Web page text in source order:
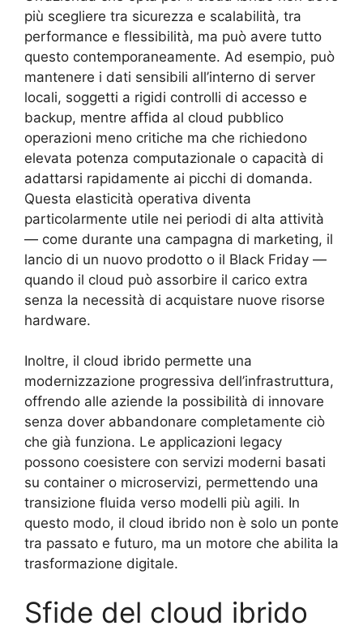
più scegliere tra sicurezza e scalabilità, tra
performance e flessibilità, ma può avere tutto
questo contemporaneamente. Ad esempio, può
mantenere i dati sensibili all’interno di server
locali, soggetti a rigidi controlli di accesso e
backup, mentre affida al cloud pubblico
operazioni meno critiche ma che richiedono
elevata potenza computazionale o capacità di
adattarsi rapidamente ai picchi di domanda.
Questa elasticità operativa diventa
particolarmente utile nei periodi di alta attività
— come durante una campagna di marketing, il
lancio di un nuovo prodotto o il Black Friday —
quando il cloud può assorbire il carico extra
senza la necessità di acquistare nuove risorse
hardware.
Inoltre, il cloud ibrido permette una
modernizzazione progressiva dell’infrastruttura,
offrendo alle aziende la possibilità di innovare
senza dover abbandonare completamente ciò
che già funziona. Le applicazioni legacy
possono coesistere con servizi moderni basati
su container o microservizi, permettendo una
transizione fluida verso modelli più agili. In
questo modo, il cloud ibrido non è solo un ponte
tra passato e futuro, ma un motore che abilita la
trasformazione digitale.
Sfide del cloud ibrido